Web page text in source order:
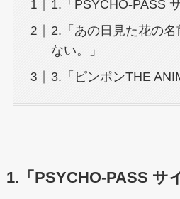
1.「PSYCHO-PASS
2.「あの日見た花の
ない。」
3.「ピンポンTHE
1.「PSYCHO-PASS サ